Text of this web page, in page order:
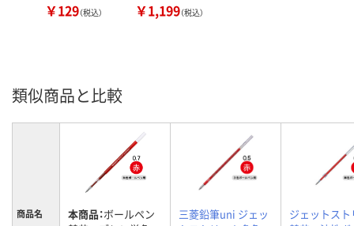
￥129（税込） ￥1,199（税込）
類似商品と比較
商品名 本商品：ボールペン
三菱鉛筆uni ジェッ
ジェットス